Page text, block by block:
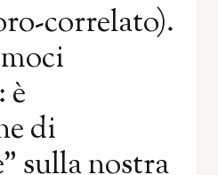
correlato).
è
di
sulla nostra